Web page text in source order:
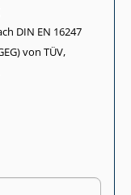
DIN EN 16247
von TÜV,